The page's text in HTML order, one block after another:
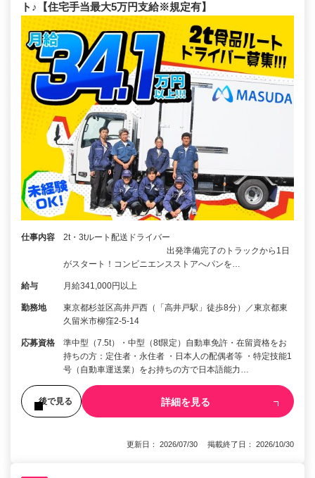
ト♪【住宅手当最大5万円支給※規定有】
仕事内容
2t・3tルート配送ドライバー
出発準備完了のトラックから1日
がスタート！コンビニエンスストアへパンを…
給与 月給341,000円以上
勤務地
東京都杉並区高井戸西（「高井戸駅」徒歩8分）／東京都東
久留米市柳窪2-5-14
応募資格
準中型（7.5t）・中型（8t限定）自動車免許・在留資格をお
持ちの方：定住者・永住者 ・日本人の配偶者等 ・特定技能1
号（自動車運送業）をお持ちの方で日本語能力…
後で見る 詳細を見る
更新日： 2026/07/30 掲載終了日： 2026/10/30